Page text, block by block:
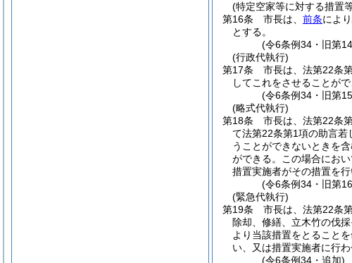
(特定空家等に対する措置
第16条
市長は、 前条によ
とする。
(令6条例34・旧第
(行政代執行)
第17条
市長は、法第22条
してこれをさせることがで
(令6条例34・旧第
(略式代執行)
第18条
市長は、法第22条
て法第22条第1項の助言若
うことができないときを
ができる。
この場合にお
措置実施者がその措置を
(令6条例34・旧第
(緊急代執行)
第19条
市長は、法第22条
除却、修繕、立木竹の伐
より当該措置をとること
い、又は措置実施者に行わ
(令6条例34・追加)